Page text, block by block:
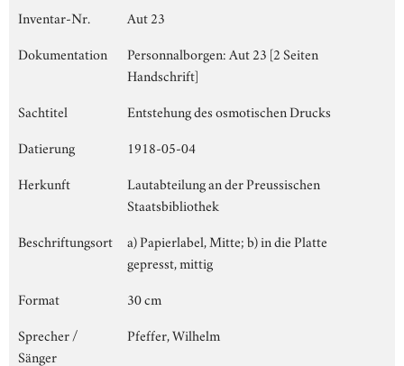
Inventar-Nr.
Aut 23
Dokumentation
Personnalborgen: Aut 23 [2 Seiten
Handschrift]
Sachtitel
Entstehung des osmotischen Drucks
Datierung
1918-05-04
Herkunft
Lautabteilung an der Preussischen
Staatsbibliothek
Beschriftungsort
a) Papierlabel, Mitte; b) in die Platte
gepresst, mittig
Format
30 cm
Sprecher /
Sänger
Pfeffer, Wilhelm